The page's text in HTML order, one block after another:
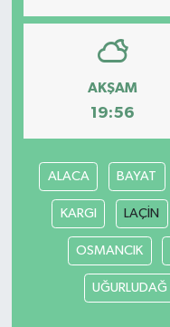
AKŞAM
19:56
ALACA BAYAT
KARGI LAÇİN
OSMANCIK
UĞURLUDAĞ